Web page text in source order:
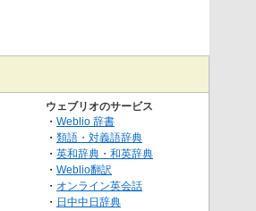
ウェブリオのサービス
・ Weblio 辞書
・ 類語・対義語辞典
・ 英和辞典・和英辞典
・ Weblio翻訳
・ オンライン英会話
・ 日中中日辞典